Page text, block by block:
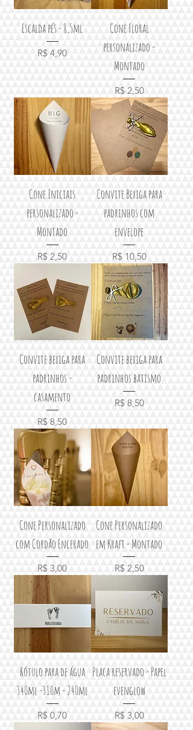
Escalda pés - 8,5ml
Preço
R$ 4,90
Cone Floral
personalizado -
Montado
Preço
R$ 2,50
Cone Iniciais
personalizado -
Montado
Preço
R$ 2,50
Convite Bexiga para
padrinhos com
envelope
Preço
R$ 10,50
Convite bexiga para
padrinhos -
casamento
Preço
R$ 8,50
Convite bexiga para
padrinhos batismo
Preço
R$ 8,50
Cone Personalizado
com Cordão Encerado
Preço
R$ 3,00
Cone Personalizado
em Kraft - Montado
Preço
R$ 2,50
Rótulo para de água
340ml -310m - 240ml
Preço
R$ 0,70
Placa reservado - Papel
evenglow
Preço
R$ 3,00